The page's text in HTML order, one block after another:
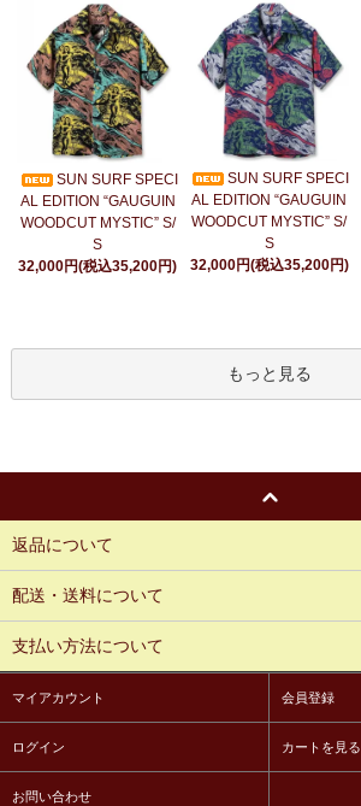
SUN SURF SPECI
AL EDITION “GAUGUIN
WOODCUT MYSTIC” S/
S
32,000円(税込35,200円)
SUN SURF SPECI
AL EDITION “GAUGUIN
WOODCUT MYSTIC” S/
S
32,000円(税込35,200円)
もっと見る
返品について
配送・送料について
支払い方法について
マイアカウント 会員登録
ログイン カートを見る
お問い合わせ